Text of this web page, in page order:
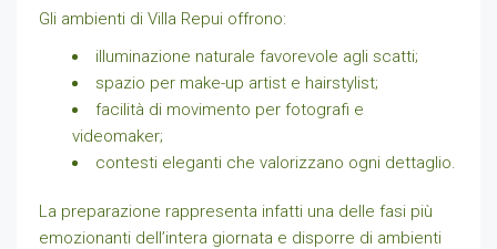
Gli ambienti di Villa Repui offrono:
illuminazione naturale favorevole agli scatti;
spazio per make-up artist e hairstylist;
facilità di movimento per fotografi e
videomaker;
contesti eleganti che valorizzano ogni dettaglio.
La preparazione rappresenta infatti una delle fasi più
emozionanti dell’intera giornata e disporre di ambienti